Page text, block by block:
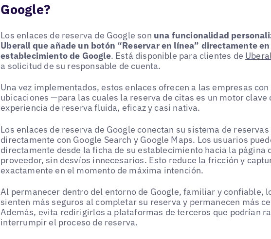
Google?
Los enlaces de reserva de Google son una funcionalidad
Uberall que añade un botón “Reservar en línea” directamente
establecimiento de Google. Está disponible para clientes de
a solicitud de su responsable de cuenta.
Una vez implementados, estos enlaces ofrecen a las empresas
ubicaciones —para las cuales la reserva de citas es un motor clave
experiencia de reserva fluida, eficaz y casi nativa.
Los enlaces de reserva de Google conectan su sistema de
directamente con Google Search y Google Maps. Los usuarios
directamente desde la ficha de su establecimiento hacia la página
proveedor, sin desvíos innecesarios. Esto reduce la fricción y
exactamente en el momento de máxima intención.
Al permanecer dentro del entorno de Google, familiar y confiable,
sienten más seguros al completar su reserva y permanecen más
Además, evita redirigirlos a plataformas de terceros que podrían
interrumpir el proceso de reserva.